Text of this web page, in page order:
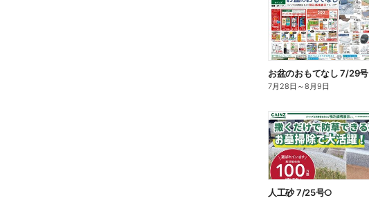
お盆のおもてなし 7/29号
7月28日 ～8月9日
人工砂 7/25号○